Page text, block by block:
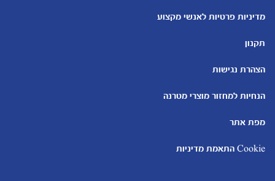
מחשבון צבע עיניים
מדיניות פרטיות לאנשי מקצוע
תקנון
הצהרת נגישות
הנחיות למחזור מוצרי מטרנה
מפת אתר
Cookie התאמת מדיניות